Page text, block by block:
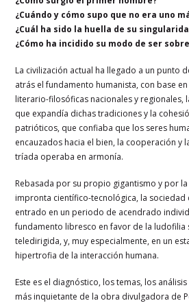
¿Cuándo y cómo supo que no era uno
¿Cuál ha sido la huella de su
¿Cómo ha incidido su modo de ser
La civilización actual ha llegado a un punto
atrás el fundamento humanista, con base
literario-filosóficas nacionales y regionales,
que expandía dichas tradiciones y la
patrióticos, que confiaba que los seres
encauzados hacia el bien, la cooperación y
tríada operaba en armonía.
Rebasada por su propio gigantismo y por
impronta científico-tecnológica, la sociedad
entrado en un periodo de acendrado
fundamento libresco en favor de la ludofilia
teledirigida, y, muy especialmente, en un
hipertrofia de la interacción humana.
Este es el diagnóstico, los temas, los
más inquietante de la obra divulgadora de